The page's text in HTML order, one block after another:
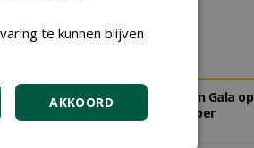
Save the Date: Green Gala op
woensdag 2 december
te kunnen blijven
AKKOORD